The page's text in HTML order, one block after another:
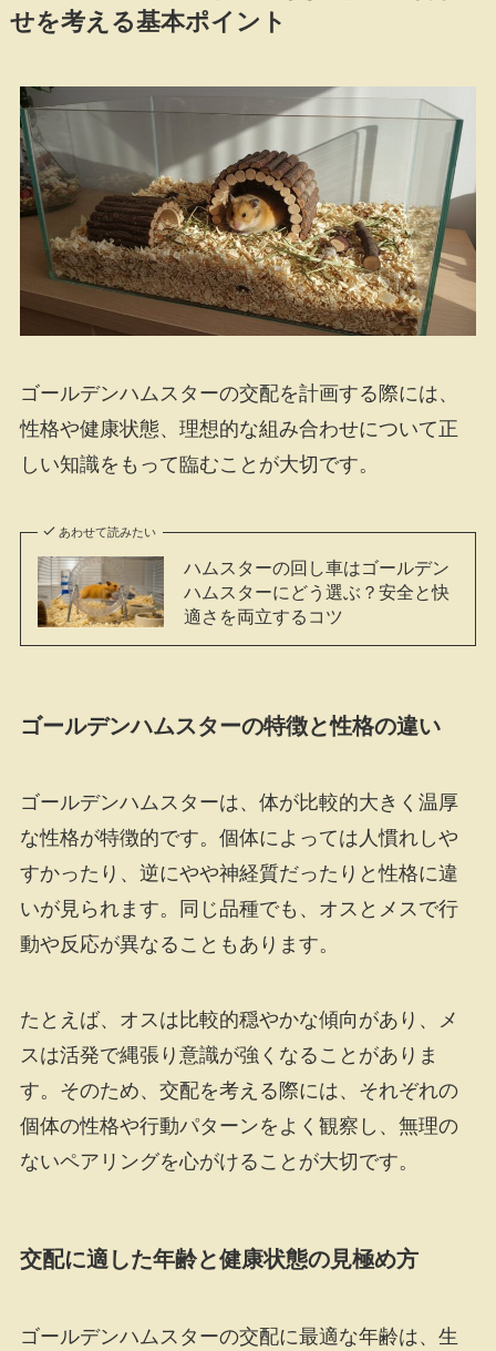
せを考える基本ポイント
ゴールデンハムスターの交配を計画する際には、
性格や健康状態、理想的な組み合わせについて正
しい知識をもって臨むことが大切です。
あわせて読みたい
ハムスターの回し車はゴールデン
ハムスターにどう選ぶ？安全と快
適さを両立するコツ
ゴールデンハムスターの特徴と性格の違い
ゴールデンハムスターは、体が比較的大きく温厚
な性格が特徴的です。個体によっては人慣れしや
すかったり、逆にやや神経質だったりと性格に違
いが見られます。同じ品種でも、オスとメスで行
動や反応が異なることもあります。
たとえば、オスは比較的穏やかな傾向があり、メ
スは活発で縄張り意識が強くなることがありま
す。そのため、交配を考える際には、それぞれの
個体の性格や行動パターンをよく観察し、無理の
ないペアリングを心がけることが大切です。
交配に適した年齢と健康状態の見極め方
ゴールデンハムスターの交配に最適な年齢は、生